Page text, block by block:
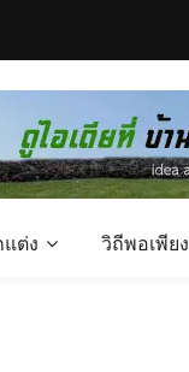
แต่ง วิถีพอเพียง